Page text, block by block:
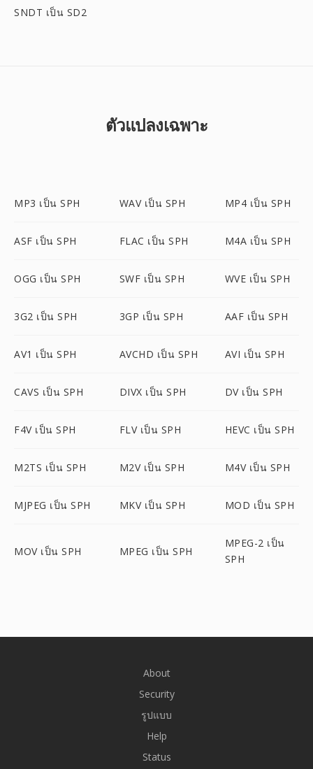
SNDT เป็น SD2
ตัวแปลงเฉพาะ
MP3 เป็น SPH WAV เป็น SPH MP4 เป็น SPH
ASF เป็น SPH FLAC เป็น SPH M4A เป็น SPH
OGG เป็น SPH SWF เป็น SPH WVE เป็น SPH
3G2 เป็น SPH 3GP เป็น SPH AAF เป็น SPH
AV1 เป็น SPH AVCHD เป็น SPH AVI เป็น SPH
CAVS เป็น SPH DIVX เป็น SPH DV เป็น SPH
F4V เป็น SPH FLV เป็น SPH HEVC เป็น SPH
M2TS เป็น SPH M2V เป็น SPH M4V เป็น SPH
MJPEG เป็น SPH MKV เป็น SPH MOD เป็น SPH
MOV เป็น SPH MPEG เป็น SPH
MPEG-2 เป็น
SPH
About
Security
รูปแบบ
Help
Status